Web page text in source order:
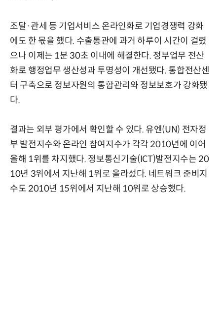
조달·관세 등 기업서비스 온라인화로 기업경쟁력 강화
에도 한 몫을 했다. 수출통관에 과거 하루이 시간이 걸렸
으나 이제는 1분 30초 이내에 해결한다. 정부업무 전산
화로 행정업무 생산성과 투명성이 개선됐다. 통합전산센
터 구축으로 정보자원의 통합관리와 정보보호가 강화됐
다.
결과는 외부 평가에서 확인할 수 있다. 유엔(UN) 전자정
부 발전지수와 온라인 참여지수가 각각 2010년에 이어
올해 1위를 차지했다. 정보통신기술(ICT)발전지수는 20
10년 3위에서 지난해 1위로 올라섰다. 네트워크 준비지
수도 2010년 15위에서 지난해 10위로 상승했다.